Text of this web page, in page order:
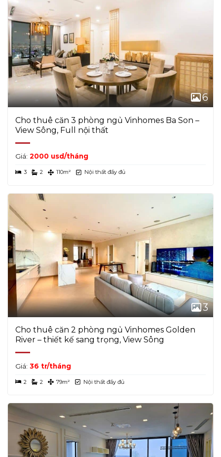
Không chỉ là căn hộ cho thuê, đây còn là nơi mang
lại giá trị sống bền vững. Vị trí trung tâm, tiện ích
đầy đủ, cùng không gian xanh hiếm có tại Quận 1
giúp Vinhomes Golden River luôn nằm trong top
lựa chọn của người thuê cao cấp trong và ngoài
nước.
Liên hệ ngay để xem căn thực tế và nhận giá
thuê ưu đãi nhất hôm nay!
6
Cho thuê căn 3 phòng ngủ Vinhomes Ba Son –
View Sông, Full nội thất
Giá: 2000 usd/tháng
3 2 110m² Nội thất đầy đủ
3
Cho thuê căn 2 phòng ngủ Vinhomes Golden
River – thiết kế sang trọng, View Sông
Giá: 36 tr/tháng
2 2 79m² Nội thất đầy đủ